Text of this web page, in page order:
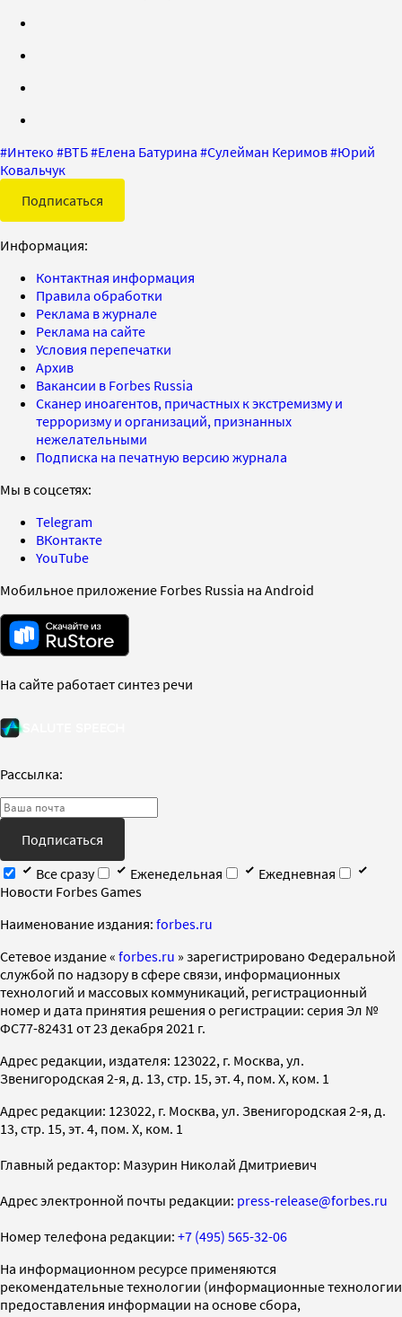
#Интеко #ВТБ#Елена Батурина #Сулейман Керимов#Юрий
Ковальчук
Подписаться
Информация:
Контактная информация
Правила обработки
Реклама в журнале
Реклама на сайте
Условия перепечатки
Архив
Вакансии в Forbes Russia
Сканер иноагентов, причастных к экстремизму и
терроризму и организаций, признанных
нежелательными
Подписка на печатную версию журнала
Мы в соцсетях:
Telegram
ВКонтакте
YouTube
Мобильное приложение Forbes Russia на Android
На сайте работает синтез речи
Рассылка:
Подписаться
Все сразу
Еженедельная
Ежедневная
Новости Forbes Games
Наименование издания: forbes.ru
Cетевое издание « forbes.ru » зарегистрировано Федеральной
службой по надзору в сфере связи, информационных
технологий и массовых коммуникаций, регистрационный
номер и дата принятия решения о регистрации: серия Эл №
ФС77-82431 от 23 декабря 2021 г.
Адрес редакции, издателя: 123022, г. Москва, ул.
Звенигородская 2-я, д. 13, стр. 15, эт. 4, пом. X, ком. 1
Адрес редакции: 123022, г. Москва, ул. Звенигородская 2-я, д.
13, стр. 15, эт. 4, пом. X, ком. 1
Главный редактор: Мазурин Николай Дмитриевич
Адрес электронной почты редакции: press-release@forbes.ru
Номер телефона редакции: +7 (495) 565-32-06
На информационном ресурсе применяются
рекомендательные технологии (информационные технологии
предоставления информации на основе сбора,